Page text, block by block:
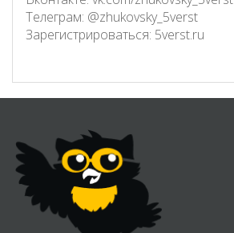
Телеграм: @zhukovsky_5verst
Зарегистрироваться: 5verst.ru